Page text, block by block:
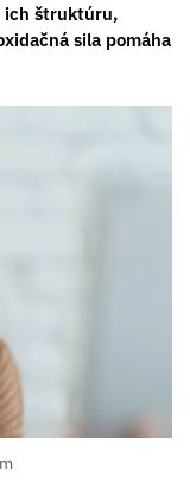
ich štruktúru,
sila pomáha